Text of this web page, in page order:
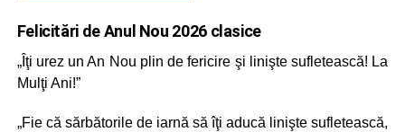
Felicitări de Anul Nou 2026 clasice
„Îţi urez un An Nou plin de fericire şi linişte sufletească! La
Mulţi Ani!”
„Fie că sărbătorile de iarnă să îţi aducă linişte sufletească,